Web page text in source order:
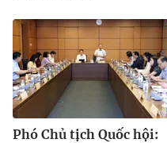
Phó Chủ tịch Quốc hội: